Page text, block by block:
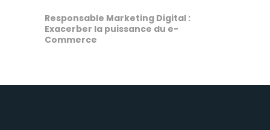
Responsable Marketing Digital :
Exacerber la puissance du e-
Commerce